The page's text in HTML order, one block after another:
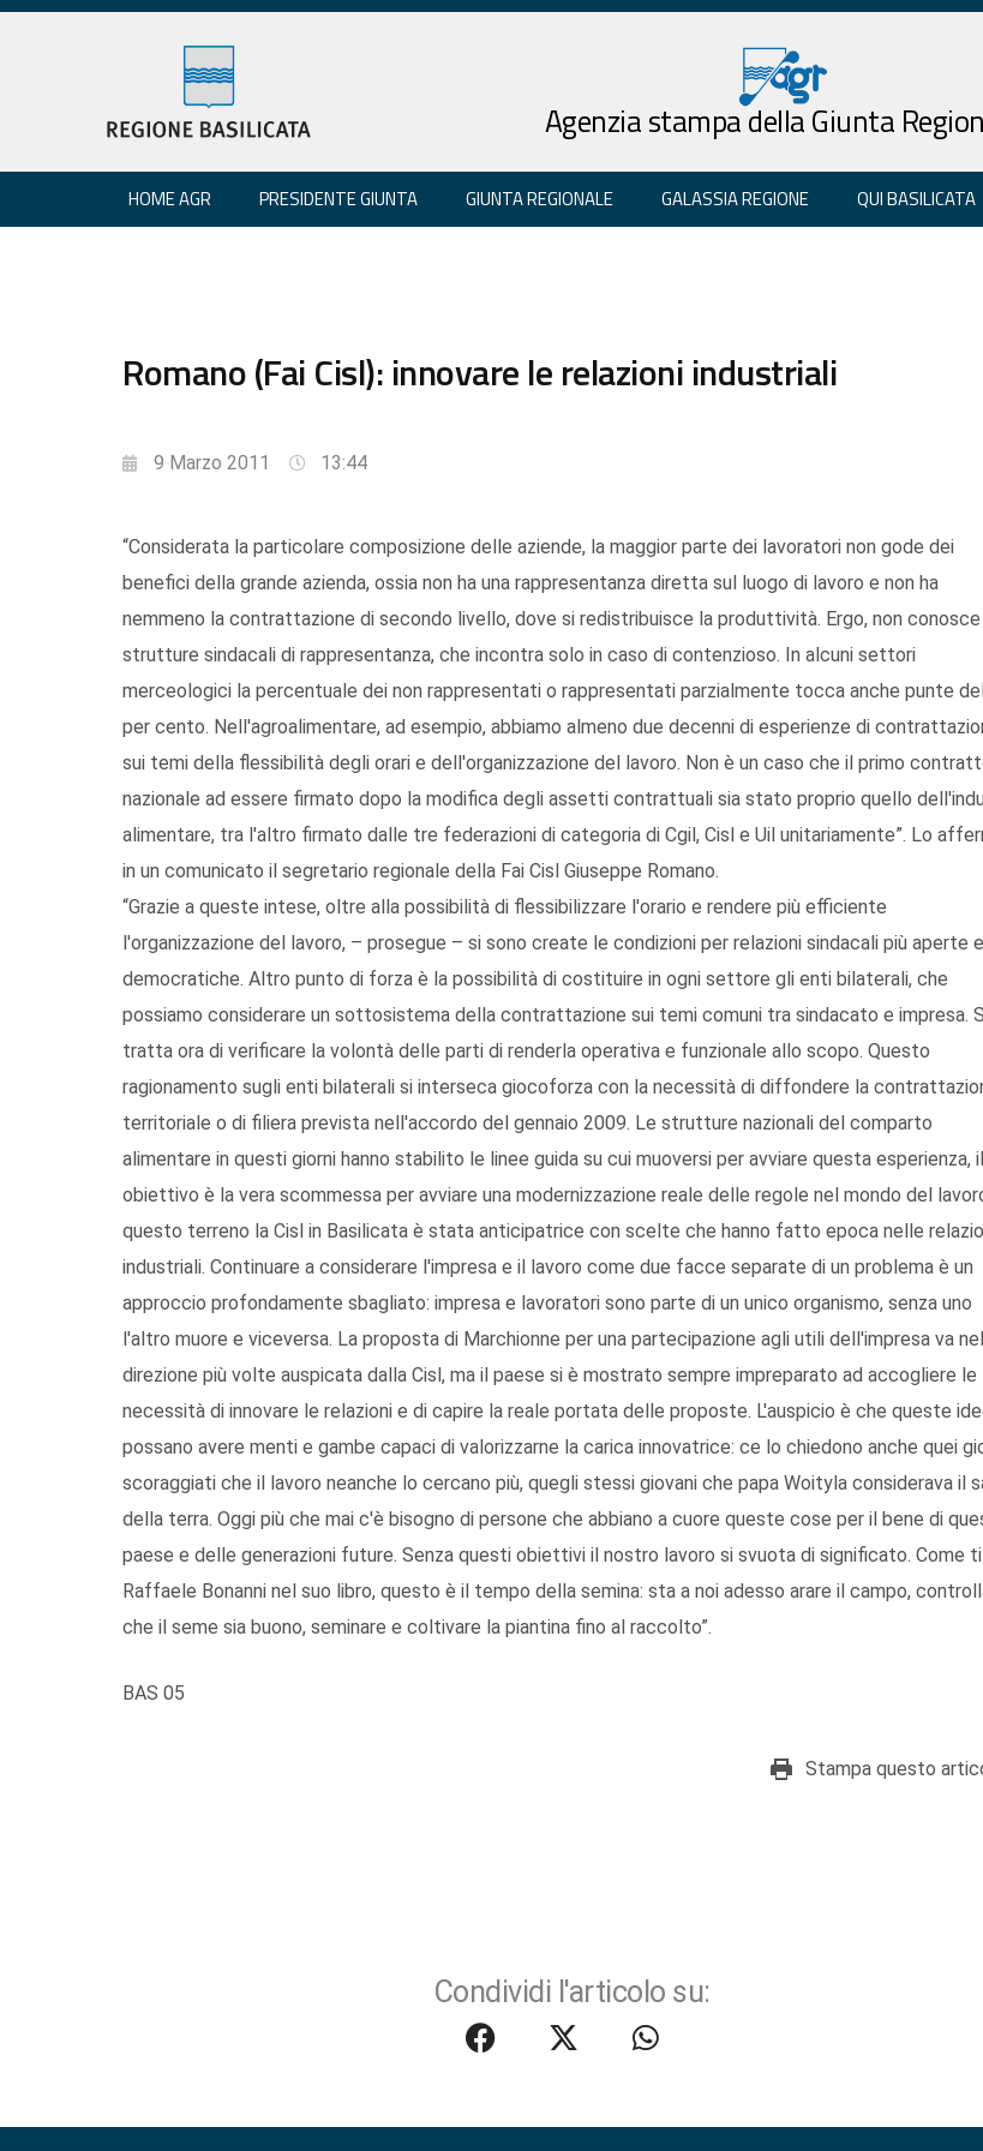
Agenzia stampa della Giunta
HOME AGR PRESIDENTE GIUNTA GIUNTA REGIONALE GALASSIA REGIONE QUI BASILICATA
Romano (Fai Cisl): innovare le relazioni industriali
9 Marzo 2011 13:44
“Considerata la particolare composizione delle aziende, la maggior parte dei lavoratori non gode dei
benefici della grande azienda, ossia non ha una rappresentanza diretta sul luogo di lavoro e non ha
nemmeno la contrattazione di secondo livello, dove si redistribuisce la produttività. Ergo, non
strutture sindacali di rappresentanza, che incontra solo in caso di contenzioso. In alcuni settori
merceologici la percentuale dei non rappresentati o rappresentati parzialmente tocca anche punte
per cento. Nell'agroalimentare, ad esempio, abbiamo almeno due decenni di esperienze di
sui temi della flessibilità degli orari e dell'organizzazione del lavoro. Non è un caso che il primo
nazionale ad essere firmato dopo la modifica degli assetti contrattuali sia stato proprio quello
alimentare, tra l'altro firmato dalle tre federazioni di categoria di Cgil, Cisl e Uil unitariamente”. Lo
in un comunicato il segretario regionale della Fai Cisl Giuseppe Romano.
“Grazie a queste intese, oltre alla possibilità di flessibilizzare l'orario e rendere più efficiente
l'organizzazione del lavoro, – prosegue – si sono create le condizioni per relazioni sindacali più aperte e
democratiche. Altro punto di forza è la possibilità di costituire in ogni settore gli enti bilaterali, che
possiamo considerare un sottosistema della contrattazione sui temi comuni tra sindacato e impresa.
tratta ora di verificare la volontà delle parti di renderla operativa e funzionale allo scopo. Questo
ragionamento sugli enti bilaterali si interseca giocoforza con la necessità di diffondere la
territoriale o di filiera prevista nell'accordo del gennaio 2009. Le strutture nazionali del comparto
alimentare in questi giorni hanno stabilito le linee guida su cui muoversi per avviare questa esperienza,
obiettivo è la vera scommessa per avviare una modernizzazione reale delle regole nel mondo del
questo terreno la Cisl in Basilicata è stata anticipatrice con scelte che hanno fatto epoca nelle
industriali. Continuare a considerare l'impresa e il lavoro come due facce separate di un problema è un
approccio profondamente sbagliato: impresa e lavoratori sono parte di un unico organismo, senza uno
l'altro muore e viceversa. La proposta di Marchionne per una partecipazione agli utili dell'impresa va
direzione più volte auspicata dalla Cisl, ma il paese si è mostrato sempre impreparato ad accogliere le
necessità di innovare le relazioni e di capire la reale portata delle proposte. L'auspicio è che queste
possano avere menti e gambe capaci di valorizzarne la carica innovatrice: ce lo chiedono anche quei
scoraggiati che il lavoro neanche lo cercano più, quegli stessi giovani che papa Woityla considerava il
della terra. Oggi più che mai c'è bisogno di persone che abbiano a cuore queste cose per il bene di
paese e delle generazioni future. Senza questi obiettivi il nostro lavoro si svuota di significato. Come
Raffaele Bonanni nel suo libro, questo è il tempo della semina: sta a noi adesso arare il campo,
che il seme sia buono, seminare e coltivare la piantina fino al raccolto”.
BAS 05
Stampa questo
Condividi l'articolo su: